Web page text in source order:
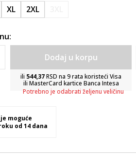
XL 2XL
Dodaj u korpu
ili 544,37RSD na 9 rata koristeći Visa
ili MasterCard kartice Banca Intesa
Potrebno je odabrati željenu veličinu
moguće
od 14 dana